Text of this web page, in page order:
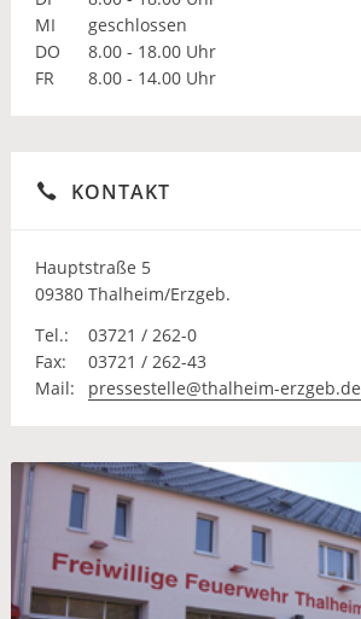
MI
geschlossen
DO
8.00 - 18.00 Uhr
FR
8.00 - 14.00 Uhr
KONTAKT
Hauptstraße 5
09380 Thalheim/Erzgeb.
Tel.:
03721 / 262-0
Fax:
03721 / 262-43
Mail:
pressestelle@thalheim-erzgeb.de